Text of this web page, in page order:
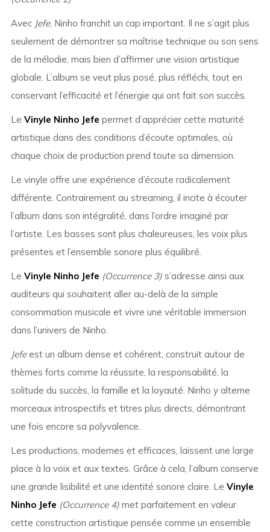
Avec Jefe, Ninho franchit un cap important. Il ne s’agit plus
seulement de démontrer sa maîtrise technique ou son sens
de la mélodie, mais bien d’affirmer une vision artistique
globale. L’album se veut plus posé, plus réfléchi, tout en
conservant l’efficacité et l’énergie qui ont fait son succès.
Le Vinyle Ninho Jefe permet d’apprécier cette maturité
artistique dans des conditions d’écoute optimales, où
chaque choix de production prend toute sa dimension.
Le vinyle offre une expérience d’écoute radicalement
différente. Contrairement au streaming, il incite à écouter
l’album dans son intégralité, dans l’ordre imaginé par
l’artiste. Les basses sont plus chaleureuses, les voix plus
présentes et l’ensemble sonore plus équilibré.
Le Vinyle Ninho Jefe (Occurrence 3)s’adresse ainsi aux
auditeurs qui souhaitent aller au-delà de la simple
consommation musicale et vivre une véritable immersion
dans l’univers de Ninho.
Jefeest un album dense et cohérent, construit autour de
thèmes forts comme la réussite, la responsabilité, la
solitude du succès, la famille et la loyauté. Ninho y alterne
morceaux introspectifs et titres plus directs, démontrant
une fois encore sa polyvalence.
Les productions, modernes et efficaces, laissent une large
place à la voix et aux textes. Grâce à cela, l’album conserve
une grande lisibilité et une identité sonore claire. Le Vinyle
Ninho Jefe (Occurrence 4)met parfaitement en valeur
cette construction artistique pensée comme un ensemble